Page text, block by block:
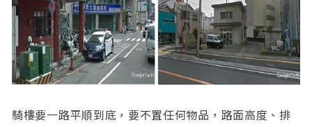
騎樓要一路平順到底，要不置任何物品，路面高度、排